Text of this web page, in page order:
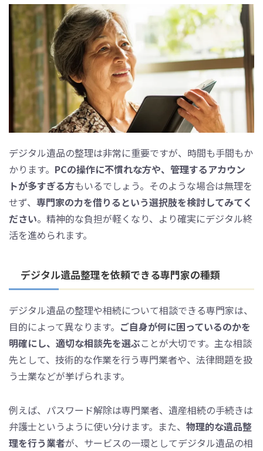
デジタル遺品の整理は非常に重要ですが、時間も手間もか
かります。 PCの操作に不慣れな方や、管理するアカウン
トが多すぎる方もいるでしょう。そのような場合は無理を
せず、 専門家の力を借りるという選択肢を検討してみてく
ださい。精神的な負担が軽くなり、より確実にデジタル終
活を進められます。
デジタル遺品整理を依頼できる専門家の種類
デジタル遺品の整理や相続について相談できる専門家は、
目的によって異なります。 ご自身が何に困っているのかを
明確にし、適切な相談先を選ぶことが大切です。主な相談
先として、技術的な作業を行う専門業者や、法律問題を扱
う士業などが挙げられます。
例えば、パスワード解除は専門業者、遺産相続の手続きは
弁護士というように使い分けます。また、 物理的な遺品整
理を行う業者が、サービスの一環としてデジタル遺品の相